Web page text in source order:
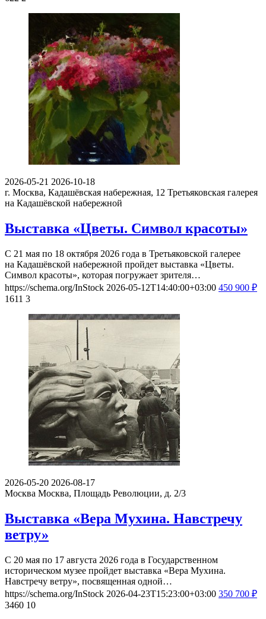
2026-05-21 2026-10-18
г. Москва, Кадашёвская набережная, 12 Третьяковская галерея
на Кадашёвской набережной
Выставка «Цветы. Символ красоты»
С 21 мая по 18 октября 2026 года в Третьяковской галерее
на Кадашёвской набережной пройдет выставка «Цветы.
Символ красоты», которая погружает зрителя…
https://schema.org/InStock 2026-05-12T14:40:00+03:00 450 900 ₽
1611 3
2026-05-20 2026-08-17
Москва Москва, Площадь Революции, д. 2/3
Выставка «Вера Мухина. Навстречу
ветру»
С 20 мая по 17 августа 2026 года в Государственном
историческом музее пройдет выставка «Вера Мухина.
Навстречу ветру», посвященная одной…
https://schema.org/InStock 2026-04-23T15:23:00+03:00 350 700 ₽
3460 10